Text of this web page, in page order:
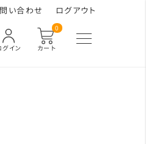
い合わせ ログアウト
カート
0
グイン